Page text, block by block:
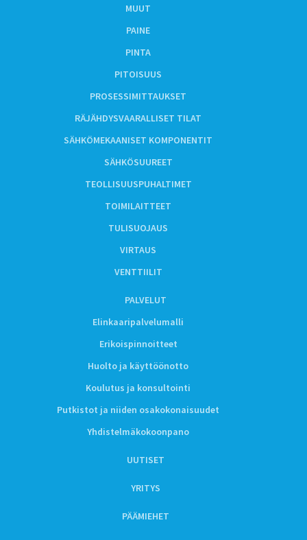
MUUT
PAINE
PINTA
PITOISUUS
PROSESSIMITTAUKSET
RÄJÄHDYSVAARALLISET TILAT
SÄHKÖMEKAANISET KOMPONENTIT
SÄHKÖSUUREET
TEOLLISUUSPUHALTIMET
TOIMILAITTEET
TULISUOJAUS
VIRTAUS
VENTTIILIT
PALVELUT
Elinkaaripalvelumalli
Erikoispinnoitteet
Huolto ja käyttöönotto
Koulutus ja konsultointi
Putkistot ja niiden osakokonaisuudet
Yhdistelmäkokoonpano
UUTISET
YRITYS
PÄÄMIEHET